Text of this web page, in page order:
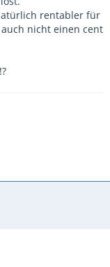
rentabler für
nicht einen cent